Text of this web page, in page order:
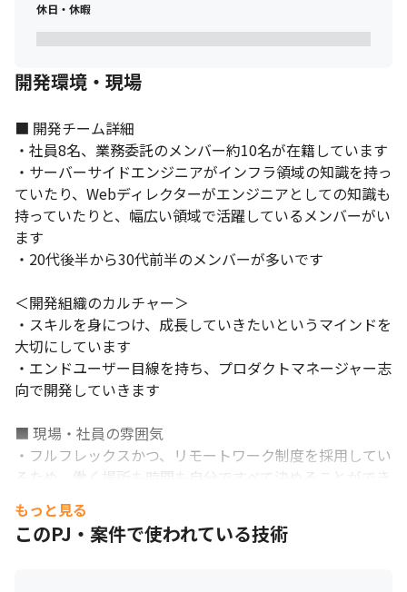
気軽にスポーツができる世の中を創ります。
それぞれの意見を尊重したコミュニケーションをとっています。
休日・休暇
開発環境・現場
■ 開発チーム詳細
・社員8名、業務委託のメンバー約10名が在籍しています
・サーバーサイドエンジニアがインフラ領域の知識を持っ
ていたり、Webディレクターがエンジニアとしての知識も
持っていたりと、幅広い領域で活躍しているメンバーがい
ます
・20代後半から30代前半のメンバーが多いです
＜開発組織のカルチャー＞
・スキルを身につけ、成長していきたいというマインドを
大切にしています
・エンドユーザー目線を持ち、プロダクトマネージャー志
向で開発していきます
■ 現場・社員の雰囲気
・フルフレックスかつ、リモートワーク制度を採用してい
るため、働く場所も時間も自分ですべて決めることができ
ます
・スキルの高いメンバー同士で信頼しあって業務を進める
ことを大切にしています
もっと見る
このPJ・案件で使われている技術